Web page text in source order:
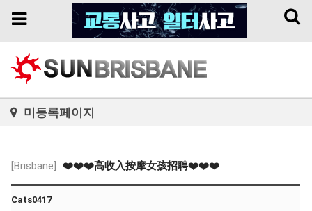
Toggle
Toggle
미등록페이지
[Brisbane] ❤️❤️❤️高收入按摩女孩招聘❤️❤️❤️
Cats0417